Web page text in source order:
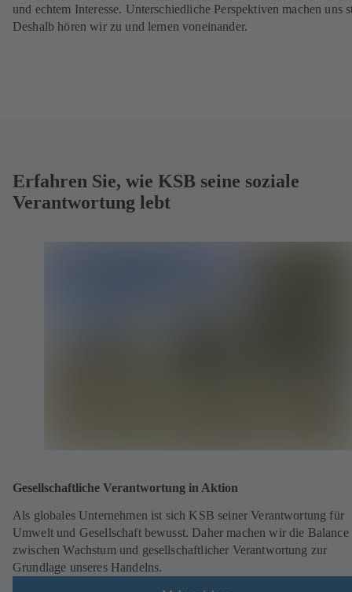
und echtem Interesse. Unterschiedliche Perspektiven machen uns
Deshalb hören wir zu und lernen voneinander.
Erfahren Sie, wie KSB seine soziale
Verantwortung lebt
Gesellschaftliche Verantwortung in Aktion
Als globales Unternehmen ist sich KSB seiner Verantwortung für
Umwelt und Gesellschaft bewusst. Daher machen wir die Balance
zwischen Wachstum und gesellschaftlicher Verantwortung zur
Grundlage unseres Handelns.